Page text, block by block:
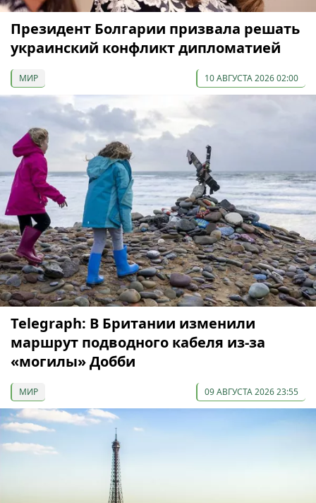
Президент Болгарии призвала решать
украинский конфликт дипломатией
МИР 10 АВГУСТА 2026 02:00
Telegraph: В Британии изменили
маршрут подводного кабеля из-за
«могилы» Добби
МИР 09 АВГУСТА 2026 23:55